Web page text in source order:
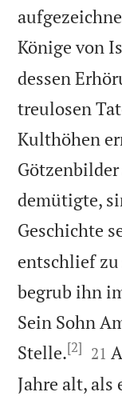
Könige von
dessen
treulosen
Kulthöhen
demütigte,
Geschichte
entschlief zu
begrub ihn
Sein Sohn
Stelle.[2] 

21
Jahre alt, als